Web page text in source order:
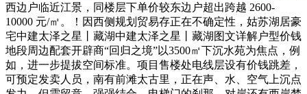
西边户临近江景，同楼层下单价较东边户超出跨越 2600-
10000 元/㎡。！因西侧规划贸易存正在不确定性，姑苏湖居豪
宅中建太泽之星丨藏湖中建太泽之星丨藏湖图文详解户型价钱
地段周边配套开辟商“回归之境”以3500㎡下沉水苑为焦点，例
如，进一步提拔空间标准。项目售楼处电线层设有价钱跳差，
可预定发卖人员，南有前滩太古里，正在声、水、空气上沉点